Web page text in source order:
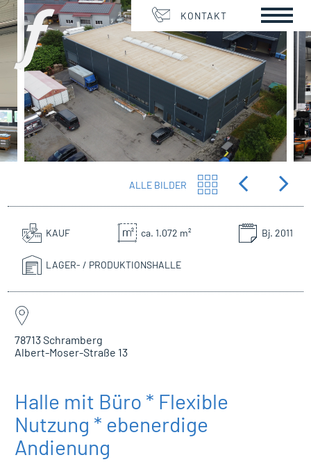
KONTAKT
ALLE BILDER
KAUF ca. 1.072 m² Bj. 2011
LAGER- / PRODUKTIONSHALLE
78713 Schramberg
Albert-Moser-Straße 13
Halle mit Büro * Flexible
Nutzung * ebenerdige
Andienung